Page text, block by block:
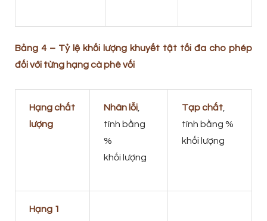
Bảng 4 – Tỷ lệ khối lượng khuyết tật tối đa cho phép
đối với từng hạng cà phê vối
Hạng chất
lượng
Nhân lỗi,
tính bằng
%
khối lượng
Tạp chất,
tính bằng %
khối lượng
Hạng 1